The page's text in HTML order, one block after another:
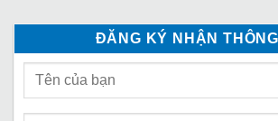
ĐĂNG KÝ NHẬN